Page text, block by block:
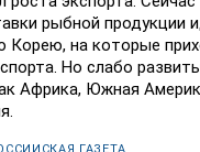
рыбной продукции
на которые
Но слабо
Африка, Южная